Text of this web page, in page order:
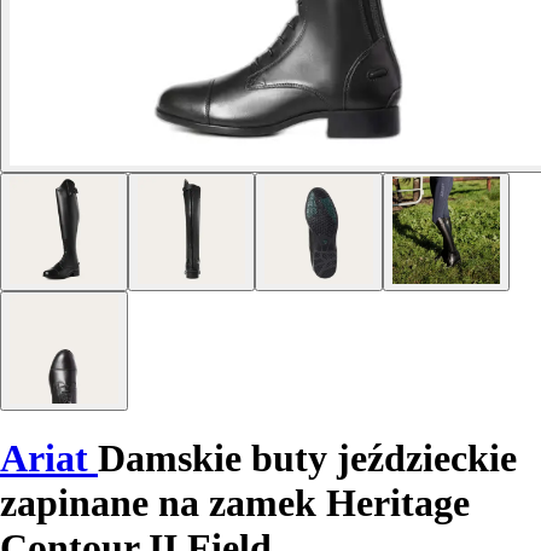
Ariat Damskie buty jeździeckie
zapinane na zamek Heritage